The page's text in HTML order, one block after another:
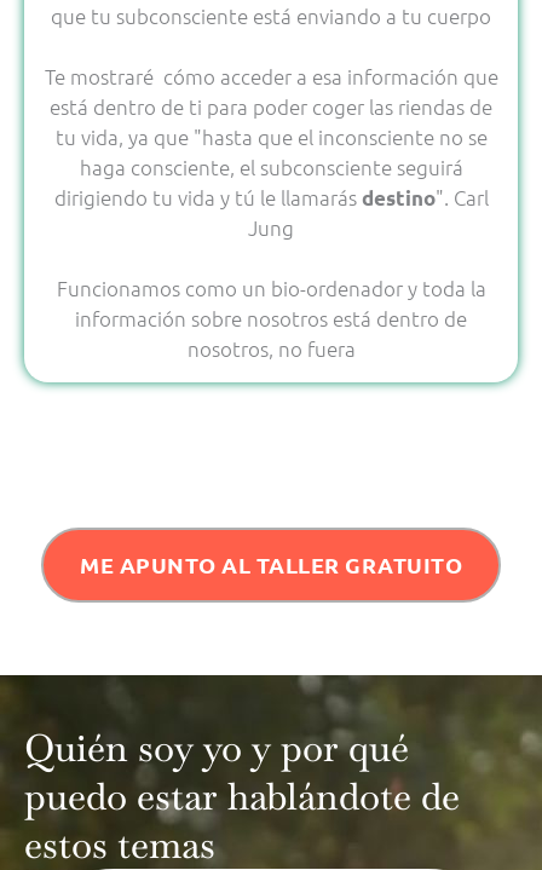
que tu subconsciente está enviando a tu cuerpo
Te mostraré cómo acceder a esa información que
está dentro de ti para poder coger las riendas de
tu vida, ya que "hasta que el inconsciente no se
haga consciente, el subconsciente seguirá
dirigiendo tu vida y tú le llamarásdestino". Carl
Jung
Funcionamos como un bio-ordenador y toda la
información sobre nosotros está dentro de
nosotros, no fuera
ME APUNTO AL TALLER GRATUITO
Quién soy yo y por qué
puedo estar hablándote de
estos temas